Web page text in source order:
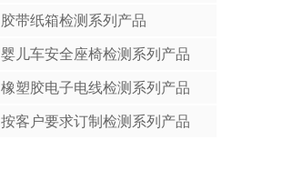
胶带纸箱检测系列产品
婴儿车安全座椅检测系列产品
橡塑胶电子电线检测系列产品
按客户要求订制检测系列产品